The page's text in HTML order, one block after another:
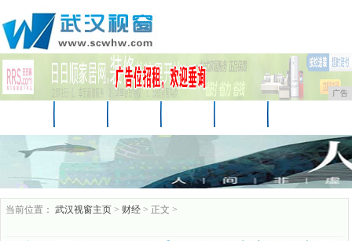
广告
家居 企业
当前位置： 武汉视窗主页 > 财经 > 正文 >